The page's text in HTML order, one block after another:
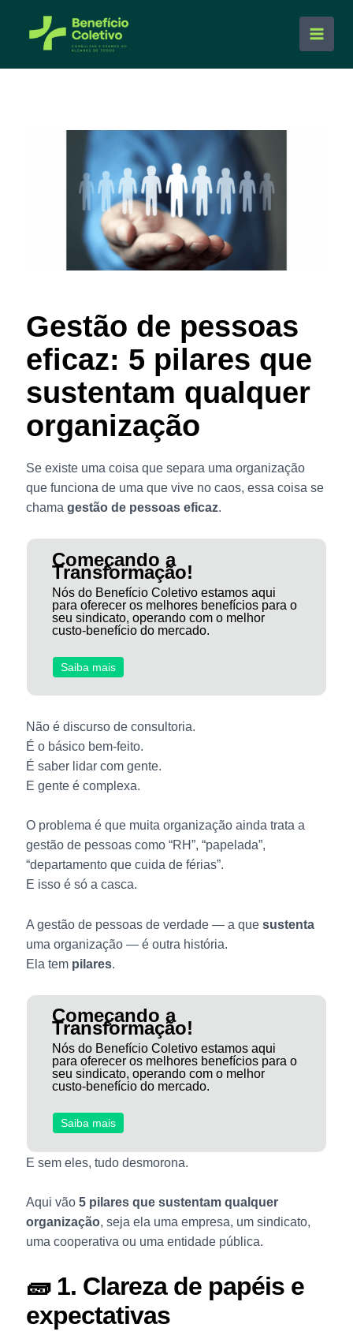
conteúdo
Main
Gestão de pessoas
eficaz: 5 pilares que
sustentam qualquer
organização
Se existe uma coisa que separa uma organização
que funciona de uma que vive no caos, essa coisa se
chama gestão de pessoas eficaz.
Começando a
Transformação!
Nós do Benefício Coletivo estamos aqui
para oferecer os melhores benefícios para o
seu sindicato, operando com o melhor
custo-benefício do mercado.
Saiba mais
Não é discurso de consultoria.
É o básico bem-feito.
É saber lidar com gente.
E gente é complexa.
O problema é que muita organização ainda trata a
gestão de pessoas como “RH”, “papelada”,
“departamento que cuida de férias”.
E isso é só a casca.
A gestão de pessoas de verdade — a que sustenta
uma organização — é outra história.
Ela tem pilares.
Começando a
Transformação!
Nós do Benefício Coletivo estamos aqui
para oferecer os melhores benefícios para o
seu sindicato, operando com o melhor
custo-benefício do mercado.
Saiba mais
E sem eles, tudo desmorona.
Aqui vão 5 pilares que sustentam qualquer
organização, seja ela uma empresa, um sindicato,
uma cooperativa ou uma entidade pública.
🧱 1. Clareza de papéis e
expectativas